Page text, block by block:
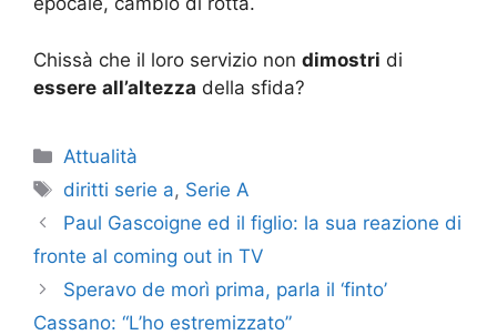
Chissà che il loro servizio non dimostri di
essere all’altezza della sfida?
Categorie
Attualità
Tag
diritti serie a, Serie A
Paul Gascoigne ed il figlio: la sua reazione di
fronte al coming out in TV
Speravo de morì prima, parla il ‘finto’
Cassano: “L’ho estremizzato”